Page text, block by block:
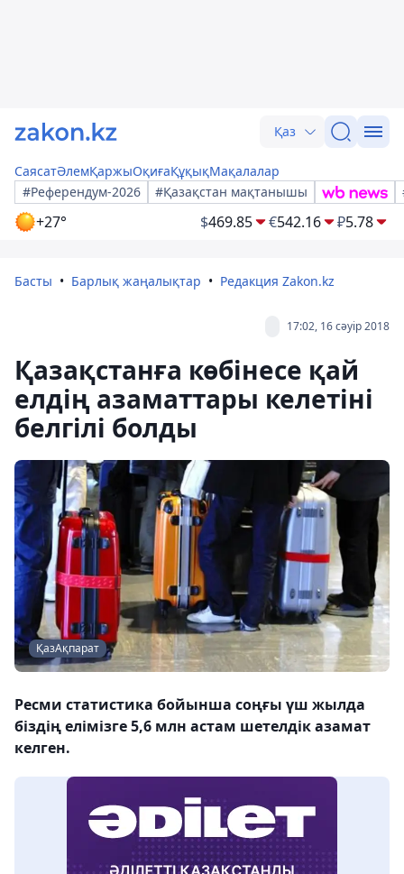
Қаз
СаясатӘлемҚаржыОқиғаҚұқықМақалалар
#Референдум-2026
#Қазақстан мақтанышы
+27° $469.85 €542.16 ₽5.78
Басты Барлық жаңалықтар Редакция Zakon.kz
17:02, 16 сәуір 2018
Қазақстанға көбінесе қай
елдің азаматтары келетіні
белгілі болды
ҚазАқпарат
Ресми статистика бойынша соңғы үш жылда
біздің елімізге 5,6 млн астам шетелдік азамат
келген.